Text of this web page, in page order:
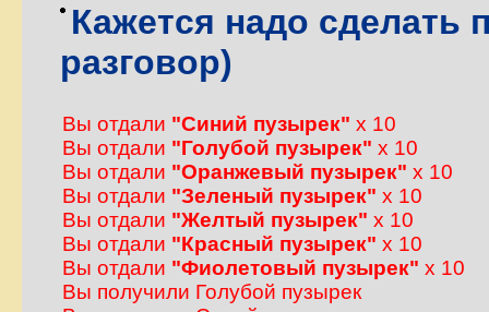
Кажется надо сделать
разговор)
Вы отдали "Синий пузырек" x 10
Вы отдали "Голубой пузырек" x 10
Вы отдали "Оранжевый пузырек" x 10
Вы отдали "Зеленый пузырек" x 10
Вы отдали "Желтый пузырек" x 10
Вы отдали "Красный пузырек" x 10
Вы отдали "Фиолетовый пузырек" x 10
Вы получили Голубой пузырек